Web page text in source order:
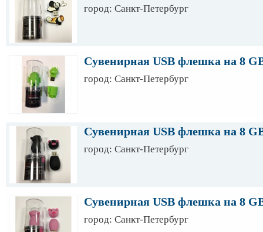
город: Санкт-Петербург
Сувенирная USB флешка на 8
город: Санкт-Петербург
Сувенирная USB флешка на 8
город: Санкт-Петербург
Сувенирная USB флешка на 8
город: Санкт-Петербург